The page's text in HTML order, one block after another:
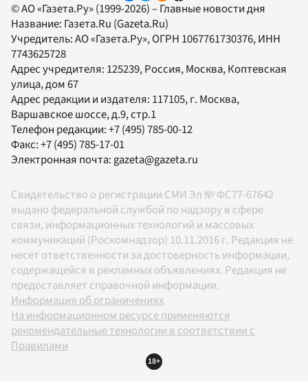
© АО «Газета.Ру» (1999-2026) – Главные новости дня
Название: Газета.Ru (Gazeta.Ru)
Учредитель:АО «Газета.Ру», ОГРН 1067761730376, ИНН
7743625728
Адрес учредителя: 125239, Россия, Москва, Коптевская
улица, дом 67
Адрес редакции и издателя: 117105, г. Москва,
Варшавское шоссе, д.9, стр.1
Телефон редакции:+7 (495) 785-00-12
Факс:+7 (495) 785-17-01
Электронная почта:gazeta@gazeta.ru
Свидетельство о регистрации СМИ Эл № ФС77-67642
выдано федеральной службой по надзору в сфере
связи, информационных технологий и массовых
коммуникаций (Роскомнадзор) 10.11.2016 г. Редакция не
несет ответственности за достоверность информации,
содержащейся в рекламных объявлениях. Редакция не
предоставляет справочной информации.
Информация об ограничениях
На информационном ресурсе применяются
рекомендательные технологии в соответствии с
Правилами
18+